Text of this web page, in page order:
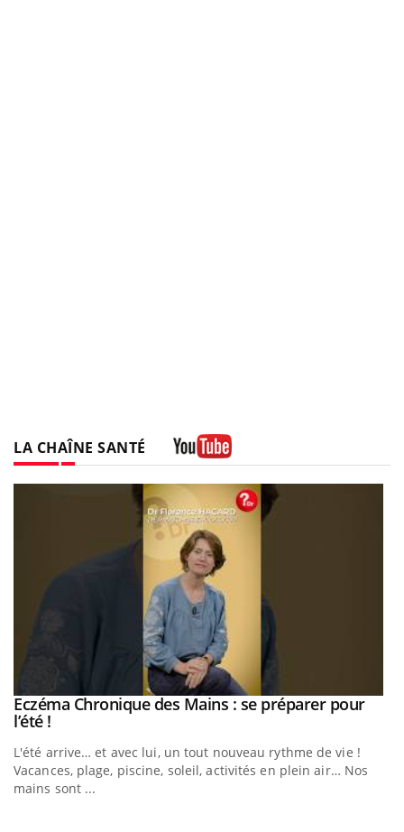
LA CHAÎNE SANTÉ
Youtube
Eczéma Chronique des Mains : se préparer pour
l’été !Youtube
L'été arrive… et avec lui, un tout nouveau rythme de vie !
Vacances, plage, piscine, soleil, activités en plein air… Nos
mains sont ...